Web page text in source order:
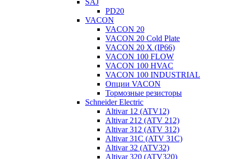
SAJ
PD20
VACON
VACON 20
VACON 20 Cold Plate
VACON 20 X (IP66)
VACON 100 FLOW
VACON 100 HVAC
VACON 100 INDUSTRIAL
Опции VACON
Тормозные резисторы
Schneider Electric
Altivar 12 (ATV12)
Altivar 212 (ATV 212)
Altivar 312 (ATV 312)
Altivar 31C (ATV 31C)
Altivar 32 (ATV32)
Altivar 320 (ATV320)